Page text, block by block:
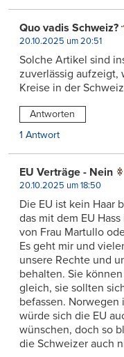
Quo vadis Schweiz?
20.10.2025 um 20:51
Solche Artikel sind
zuverlässig
Kreise in der
Antworten
1 Antwort
EU Verträge - Nein
20.10.2025 um 18:50
Die EU ist kein Haar
das mit dem EU
von Frau Martullo
Es geht mir und
unsere Rechte und
behalten. Sie
gleich, sie sollten
befassen. Norwegen
würde sich die EU
wünschen, doch so
die Schweizer auch